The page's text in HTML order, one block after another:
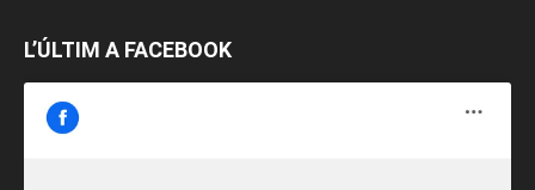
L’ÚLTIM A FACEBOOK